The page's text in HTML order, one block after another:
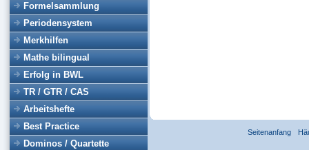
Formelsammlung
Periodensystem
Merkhilfen
Mathe bilingual
Erfolg in BWL
TR / GTR / CAS
Arbeitshefte
Best Practice
Dominos / Quartette
Seitenanfang